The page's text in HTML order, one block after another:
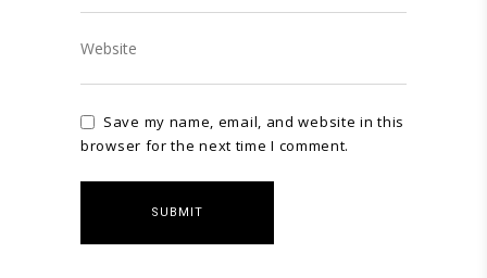
Save my name, email, and website in this
browser for the next time I comment.